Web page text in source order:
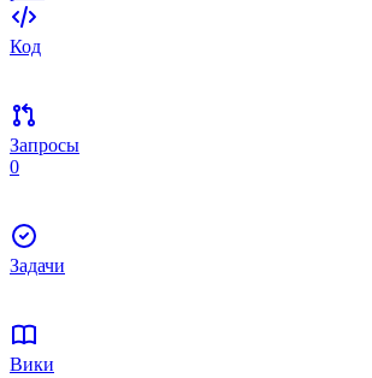
Код
Запросы
0
Задачи
Вики